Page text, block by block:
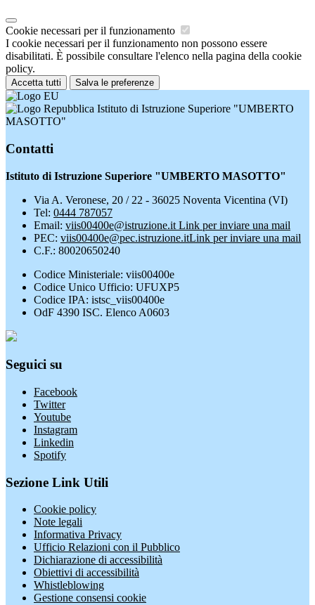
Cookie necessari per il funzionamento
I cookie necessari per il funzionamento non possono essere
disabilitati. È possibile consultare l'elenco nella pagina della cookie
policy.
Accetta tutti Salva le preferenze
Istituto di Istruzione Superiore "UMBERTO
MASOTTO"
Contatti
Istituto di Istruzione Superiore "UMBERTO MASOTTO"
Via A. Veronese, 20 / 22 - 36025 Noventa Vicentina (VI)
Tel: 0444 787057
Email: viis00400e@istruzione.it Link per inviare una mail
PEC: viis00400e@pec.istruzione.itLink per inviare una mail
C.F.: 80020650240
Codice Ministeriale: viis00400e
Codice Unico Ufficio: UFUXP5
Codice IPA: istsc_viis00400e
OdF 4390 ISC. Elenco A0603
Seguici su
Facebook
Twitter
Youtube
Instagram
Linkedin
Spotify
Sezione Link Utili
Cookie policy
Note legali
Informativa Privacy
Ufficio Relazioni con il Pubblico
Dichiarazione di accessibilità
Obiettivi di accessibilità
Whistleblowing
Gestione consensi cookie